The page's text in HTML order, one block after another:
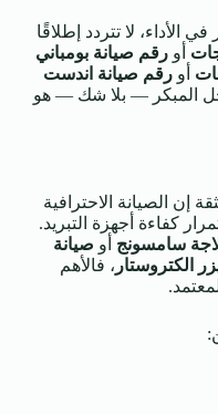
الأداء، لا تتردد إطلاقًا
أو رقم صيانة بومباني
أو رقم صيانة اندست
المبكر — بلا شك — هو
إن الصيانة الاحترافية
كفاءة أجهزة التبريد.
سامسونج أو صيانة
الكتروستار ، فالأهم